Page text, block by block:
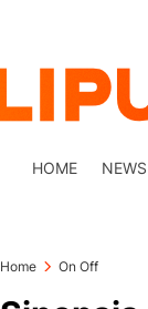
HOME NEWS
Home On Off